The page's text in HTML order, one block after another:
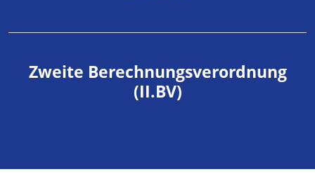
Zweite Berechnungsverordnung
(II.BV)